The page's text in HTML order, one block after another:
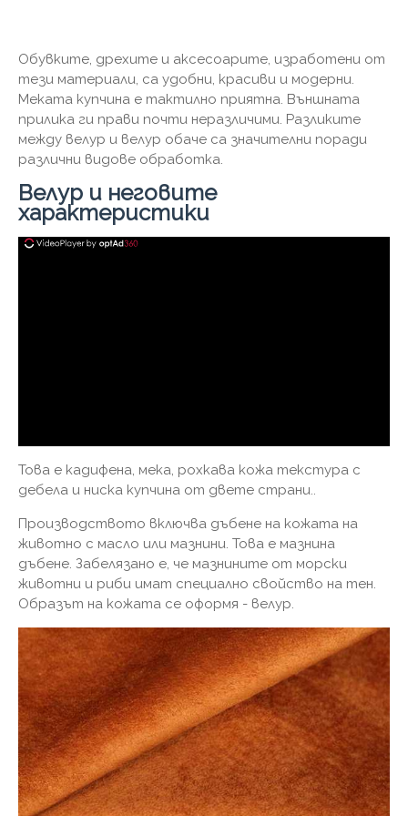
Обувките, дрехите и аксесоарите, изработени от
тези материали, са удобни, красиви и модерни.
Меката купчина е тактилно приятна. Външната
прилика ги прави почти неразличими. Разликите
между велур и велур обаче са значителни поради
различни видове обработка.
Велур и неговите
характеристики
Това е кадифена, мека, рохкава кожа текстура с
дебела и ниска купчина от двете страни..
Производството включва дъбене на кожата на
животно с масло или мазнини. Това е мазнина
дъбене. Забелязано е, че мазнините от морски
животни и риби имат специално свойство на тен.
Образът на кожата се оформя - велур.